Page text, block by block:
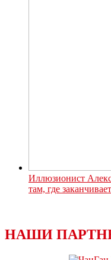
Иллюзионист
там, где
НАШИ